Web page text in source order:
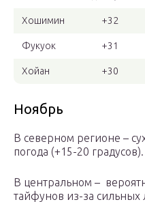
Хошимин +32
Фукуок +31
Хойан +30
Ноябрь
В северном регионе –
погода (+15-20
В центральном –
тайфунов из-за сильных